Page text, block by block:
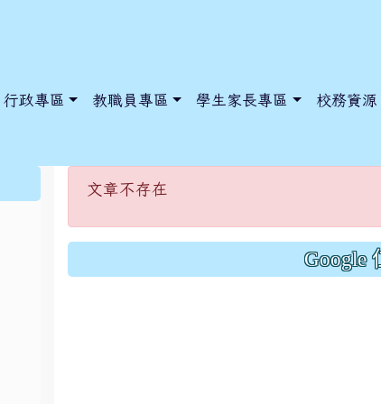
行政專區 教職員專區 學生家長專區 校務資源
文章不存在
文章不存在
Google
NoExamImitateHome/Page/Public/
NoExamImitateHome/Page/Public/